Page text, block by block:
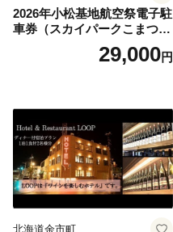
2026年小松基地航空祭電子駐
車券（スカイパークこまつ
翼） 駐車場 シャトルバスの
りばすぐ 石川県 小松市
29,000円
北海道余市町